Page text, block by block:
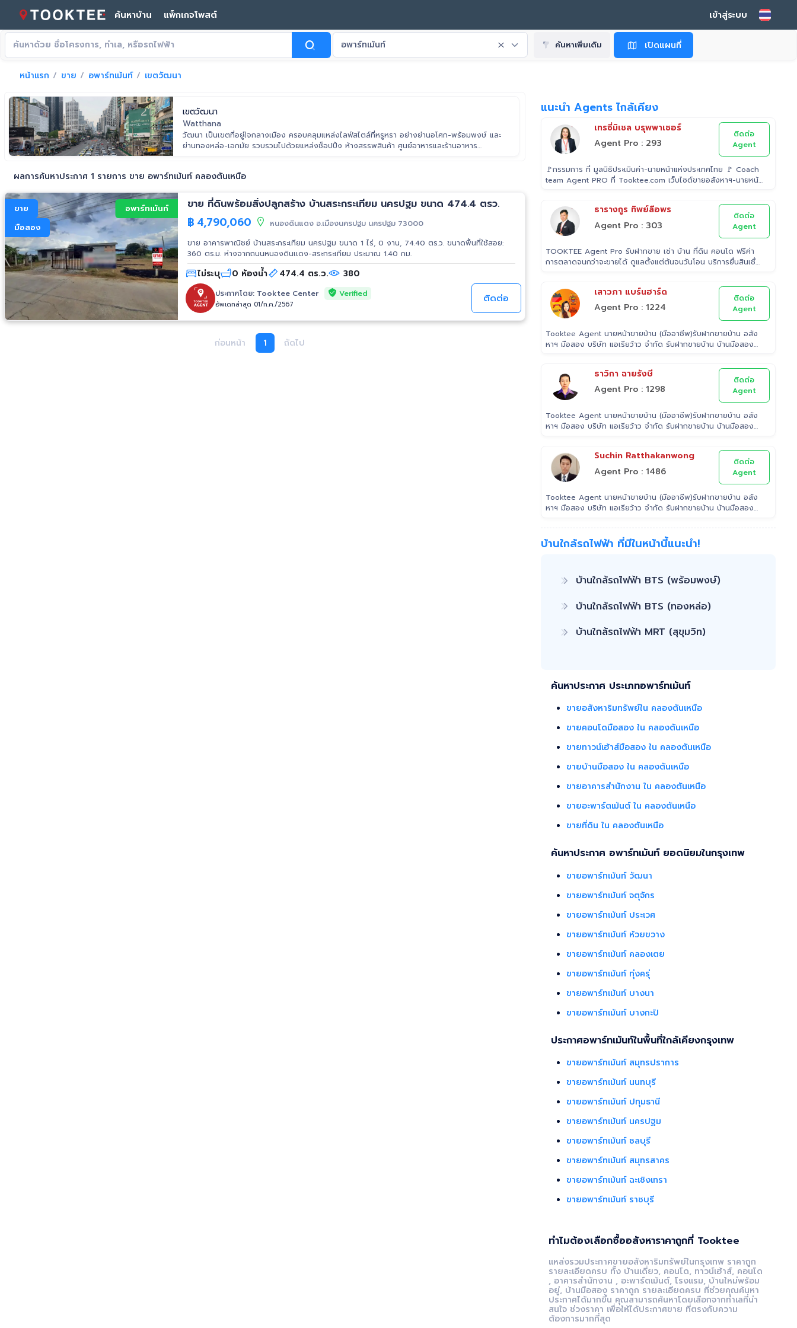
ค้นหาบ้าน แพ็กเกจโพสต์ เข้าสู่ระบบ
อพาร์ทเม้นท์ ค้นหาเพิ่มเติม เปิดแผนที่
หน้าแรก ขาย อพาร์ทเม้นท์ เขตวัฒนา
เขตวัฒนา
Watthana
วัฒนา เป็นเขตที่อยู่ใจกลางเมือง ครอบคลุมแหล่งไลฟ์สไตล์ที่หรูหรา อย่างย่านอโศก-พร้อมพงษ์ และ
ย่านทองหล่อ-เอกมัย รวบรวมไปด้วยแหล่งช็อปปิ้ง ห้างสรรพสินค้า ศูนย์อาหารและร้านอาหาร
อยู่อาศัยที่ช่วยยกระดับคุณภาพชีวิตของผู้อยู่อาศัยได้อย่างแท้จริง
ผลการค้นหาประกาศ 1 รายการ ขาย อพาร์ทเม้นท์ คลองตันเหนือ
ขาย
มือสอง
อพาร์ทเม้นท์ ขาย ที่ดินพร้อมสิ่งปลูกสร้าง บ้านสระกระเทียม นครปฐม ขนาด 474.4 ตรว.
฿ 4,790,060
หนองดินแดง อ.เมืองนครปฐม นครปฐม 73000
ขาย อาคารพาณิชย์ บ้านสระกระเทียม นครปฐม ขนาด 1 ไร่, 0 งาน, 74.40 ตร.ว. ขนาดพื้นที่ใช้สอย:
360 ตร.ม. ห่างจากถนนหนองดินเเดง-สระกระเทียม ประมาณ 1.40 กม.
ไม่ระบุ 0 ห้องน้ำ 474.4 ตร.ว. 380
ประกาศโดย: Tooktee Center Verified
อัพเดทล่าสุด 01/ก.ค./2567 ติดต่อ
ก่อนหน้า 1 ถัดไป
แนะนำ Agents ไกล้เคียง
เทรซี่มิเชล บรุพพาเชอร์
Agent Pro : 293
ติดต่อ
Agent
🚩กรรมการ ที่ มูลนิธิประเมินค่า-นายหน้าแห่งประเทศไทย 🚩 Coach
team Agent PRO ที่ Tooktee.com เว็บไซต์ขายอสังหาฯ-นายหน้า
อสังหาริมทรัพย์ ที่ โรงเรียนธุรกิจอสังหาริมทรัพย์ไทย 🚩 Property
Consultant ที่ Tooktee ขาย-ซื้อ บ้านมือสอง อสังหาริมทรัพย์
กรุงเทพและปริมณฑล 🚩 อนุกรรม ที่สมาคมนายหน้า
และ ERA
ธารางกูร ทิพย์ลือพร
Agent Pro : 303
ติดต่อ
Agent
TOOKTEE Agent Pro รับฝากขาย เช่า บ้าน ที่ดิน คอนโด ฟรีค่า
การตลาดจนกว่าจะขายได้ ดูแลตั้งแต่ต้นจนวันโอน บริการยื่นสินเชื่อ
เสาวภา แบร์นฮาร์ด
Agent Pro : 1224
ติดต่อ
Agent
Tooktee Agent นายหน้าขายบ้าน (มืออาชีพ)รับฝากขายบ้าน อสัง
หาฯ มือสอง บริษัท แอเรียว้าว จำกัด รับฝากขายบ้าน บ้านมือสอง
ตลาด/โฆษณาผ่านสื่อต่างๆ/ เดินสินเชื่อ จนไปถึงขั้นตอนการโอนฯ
กรรมสิทธิ์ รับฝากขายเพื่อให้ลูกค้าขายบ้าน ขายที่ดิน และ
อสังหาริมทรัพย์ทุกประเภทได้ โดยทีมงานมืออาชีพ กว่า 2,000 ท่าน
พื้นที่กรุงเทพฯ ปริมณฑล โดยมีพันธมิตรธนาคารหลายแห่ง และทีม
นิติกรรมของกรมที่ดินทุกพื้นที่ ไร้กังวลเรื่องการโอนกรรมสิทธิ์
ธาวิกา ฉายรังษี
Agent Pro : 1298
ติดต่อ
Agent
Tooktee Agent นายหน้าขายบ้าน (มืออาชีพ)รับฝากขายบ้าน อสัง
หาฯ มือสอง บริษัท แอเรียว้าว จำกัด รับฝากขายบ้าน บ้านมือสอง
ตลาด/โฆษณาผ่านสื่อต่างๆ/ เดินสินเชื่อ จนไปถึงขั้นตอนการโอนฯ
กรรมสิทธิ์ รับฝากขายเพื่อให้ลูกค้าขายบ้าน ขายที่ดิน และ
อสังหาริมทรัพย์ทุกประเภทได้ โดยทีมงานมืออาชีพ กว่า 2,000 ท่าน
พื้นที่กรุงเทพฯ ปริมณฑล โดยมีพันธมิตรธนาคารหลายแห่ง และทีม
นิติกรรมของกรมที่ดินทุกพื้นที่ ไร้กังวลเรื่องการโอนกรรมสิทธิ์
Suchin Ratthakanwong
Agent Pro : 1486
ติดต่อ
Agent
Tooktee Agent นายหน้าขายบ้าน (มืออาชีพ)รับฝากขายบ้าน อสัง
หาฯ มือสอง บริษัท แอเรียว้าว จำกัด รับฝากขายบ้าน บ้านมือสอง
พร้อมดูแลในทุกขั้นตอน ตั้งแต่การประเมินราคา ถ่ายรูป/ทำการ
ตลาด/โฆษณาผ่านสื่อต่างๆ/ เดินสินเชื่อ จนไปถึงขั้นตอนการโอนฯ
พื้นที่กรุงเทพฯ ปริมณฑล โดยมีพันธมิตรธนาคารหลายแห่ง และทีม
บ้านใกล้รถไฟฟ้า ที่มีในหน้านี้แนะนำ!
บ้านใกล้รถไฟฟ้า BTS (พร้อมพงษ์)
บ้านใกล้รถไฟฟ้า BTS (ทองหล่อ)
บ้านใกล้รถไฟฟ้า MRT (สุขุมวิท)
ค้นหาประกาศ ประเภทอพาร์ทเม้นท์
ขายอสังหาริมทรัพย์ใน คลองตันเหนือ
ขายคอนโดมือสอง ใน คลองตันเหนือ
ขายทาวน์เฮ้าส์มือสอง ใน คลองตันเหนือ
ขายบ้านมือสอง ใน คลองตันเหนือ
ขายอาคารสำนักงาน ใน คลองตันเหนือ
ขายอะพาร์ตเม้นต์ ใน คลองตันเหนือ
ขายที่ดิน ใน คลองตันเหนือ
ค้นหาประกาศ อพาร์ทเม้นท์ ยอดนิยมในกรุงเทพ
ขายอพาร์ทเม้นท์ วัฒนา
ขายอพาร์ทเม้นท์ จตุจักร
ขายอพาร์ทเม้นท์ ประเวศ
ขายอพาร์ทเม้นท์ ห้วยขวาง
ขายอพาร์ทเม้นท์ คลองเตย
ขายอพาร์ทเม้นท์ ทุ่งครุ่
ขายอพาร์ทเม้นท์ บางนา
ขายอพาร์ทเม้นท์ บางกะปิ
ประกาศอพาร์ทเม้นท์ในพื้นที่ใกล้เคียงกรุงเทพ
ขายอพาร์ทเม้นท์ สมุทรปราการ
ขายอพาร์ทเม้นท์ นนทบุรี
ขายอพาร์ทเม้นท์ ปทุมธานี
ขายอพาร์ทเม้นท์ นครปฐม
ขายอพาร์ทเม้นท์ ชลบุรี
ขายอพาร์ทเม้นท์ สมุทรสาคร
ขายอพาร์ทเม้นท์ ฉะเชิงเทรา
ขายอพาร์ทเม้นท์ ราชบุรี
ทำไมต้องเลือกซื้ออสังหาราคาถูกที่ Tooktee
แหล่งรวมประกาศขายอสังหาริมทรัพย์ในกรุงเทพ ราคาถูก
รายละเอียดครบ ทั้ง บ้านเดี่ยว, คอนโด, ทาวน์เฮ้าส์, คอนโด
, อาคารสำนักงาน , อะพาร์ตเม้นต์, โรงแรม, บ้านใหม่พร้อม
อยู่, บ้านมือสอง ราคาถูก รายละเอียดครบ ที่ช่วยคุณค้นหา
ประกาศได้มากขึ้น คุณสามารถค้นหาโดยเลือกจากทำเลที่น่า
สนใจ ช่วงราคา เพื่อให้ได้ประกาศขาย ที่ตรงกับความ
ต้องการมากที่สุด